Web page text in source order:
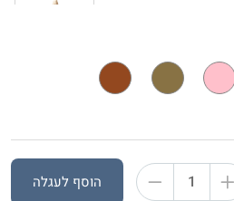
הוסף לעגלה